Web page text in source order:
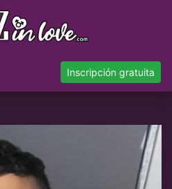
Inscripción gratuita